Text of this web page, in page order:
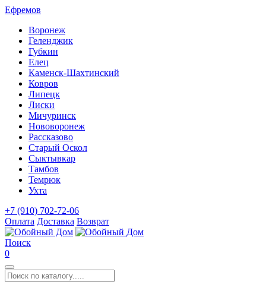
Ефремов
Воронеж
Геленджик
Губкин
Елец
Каменск-Шахтинский
Ковров
Липецк
Лиски
Мичуринск
Нововоронеж
Рассказово
Старый Оскол
Сыктывкар
Тамбов
Темрюк
Ухта
+7 (910) 702-72-06
Оплата Доставка Возврат
Поиск
0